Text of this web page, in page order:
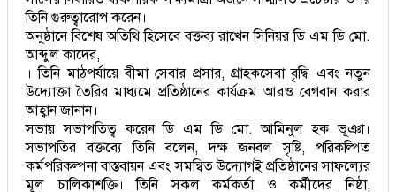
তিনি গুরুত্বারোপ করেন।
অনুষ্ঠানে বিশেষ অতিথি হিসেবে বক্তব্য রাখেন সিনিয়র ডি এম ডি মো.
আব্দুল কাদের,
। তিনি মাঠপর্যায়ে বীমা সেবার প্রসার, গ্রাহকসেবা বৃদ্ধি এবং নতুন
উদ্যোক্তা তৈরির মাধ্যমে প্রতিষ্ঠানের কার্যক্রম আরও বেগবান করার
আহ্বান জানান।
সভায় সভাপতিত্ব করেন ডি এম ডি মো. আমিনুল হক ভূঞা।
সভাপতির বক্তব্যে তিনি বলেন, দক্ষ জনবল সৃষ্টি, পরিকল্পিত
কর্মপরিকল্পনা বাস্তবায়ন এবং সমন্বিত উদ্যোগই প্রতিষ্ঠানের সাফল্যের
মূল চালিকাশক্তি। তিনি সকল কর্মকর্তা ও কর্মীদের নিষ্ঠা,